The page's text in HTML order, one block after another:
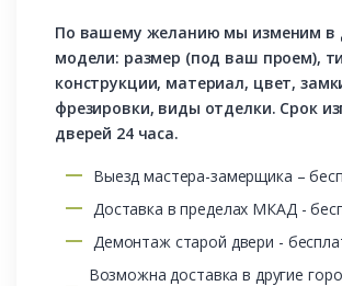
По вашему желанию мы изменим в
модели: размер (под ваш проем),
конструкции, материал, цвет,
фрезировки, виды отделки. Срок
дверей 24 часа.
Выезд мастера-замерщика –
Доставка в пределах МКАД -
Демонтаж старой двери -
Возможна доставка в другие